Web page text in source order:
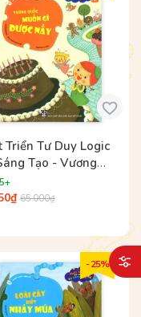
Triển Tư Duy Logic
Tạo - Vương
Muốn Gì Được Nấy
65.000₫
- 25%